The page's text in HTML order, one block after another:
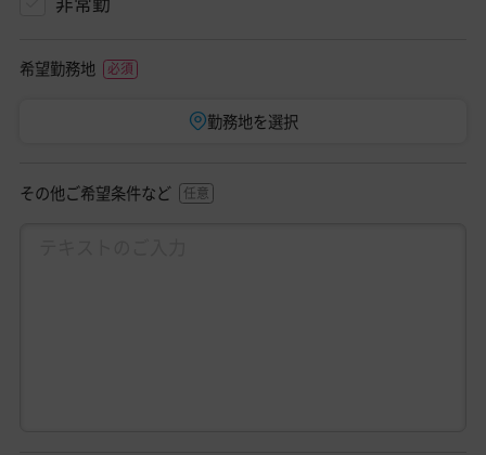
希望勤務地
勤務地を選択
その他ご希望条件など